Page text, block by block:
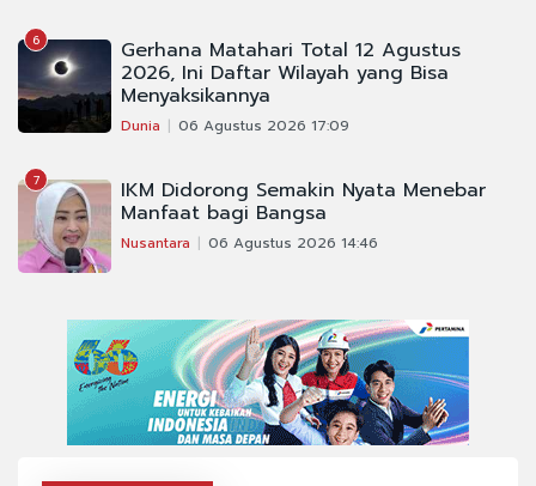
6 Gerhana Matahari Total 12 Agustus
2026, Ini Daftar Wilayah yang Bisa
Menyaksikannya
Dunia 06 Agustus 2026 17:09
7 IKM Didorong Semakin Nyata Menebar
Manfaat bagi Bangsa
Nusantara 06 Agustus 2026 14:46